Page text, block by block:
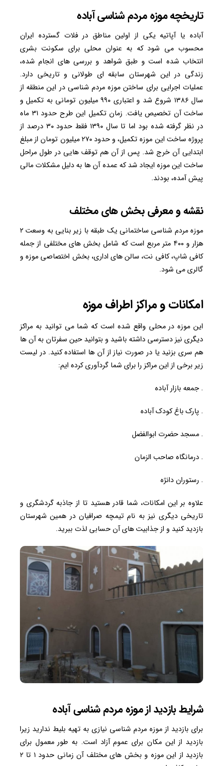
تاریخچه موزه مردم شناسی آباده
آباده یا آپاتیه یکی از اولین مناطق در فلات گسترده ایران
محسوب می شود که به عنوان محلی برای سکونت بشری
انتخاب شده است و طبق شواهد و بررسی های انجام شده،
زندگی در این شهرستان سابقه ای طولانی و تاریخی دارد.
عملیات اجرایی برای ساختن موزه مردم شناسی در این منطقه از
سال ۱۳۸۶ شروع شد و اعتباری ۹۹۰ میلیون تومانی به تکمیل و
ساخت آن تخصیص یافت. زمان تکمیل این طرح حدود ۳۱ ماه
در نظر گرفته شده بود اما تا سال ۱۳۹۰ فقط حدود ۳۰ درصد از
پروژه ساخت این موزه تکمیل، و حدود ۲۷۰ میلیون تومان از مبلغ
ابتدایی آن خرج شد. پس از آن هم توقف هایی در طول مراحل
ساخت این موزه ایجاد شد که عمده آن ها به دلیل مشکلات مالی
پیش آمده، بودند.
نقشه و معرفی بخش های مختلف
موزه مردم شناسی ساختمانی یک طبقه با زیر بنایی به وسعت ۲
هزار و ۴۰۰ متر مربع است که شامل بخش های مختلفی از جمله
کافی شاپ، کافی نت، سالن های اداری، بخش اختصاصی موزه و
گالری می شود.
امکانات و مراکز اطراف موزه
این موزه در محلی واقع شده است که شما می توانید به مراکز
دیگری نیز دسترسی داشته باشید و بتوانید حین سفرتان به آن ها
هم سری بزنید یا در صورت نیاز از آن ها استفاده کنید. در لیست
زیر برخی از این مراکز را برای شما گردآوری کرده ایم:
. جمعه بازار آباده
. پارک باغ کودک آباده
. مسجد حضرت ابوالفضل
. درمانگاه صاحب الزمان
. رستوران دانژه
علاوه بر این امکانات، شما قادر هستید تا از جاذبه گردشگری و
تاریخی دیگری نیز به نام تیمچه صرافیان در همین شهرستان
بازدید کنید و از جذابیت های آن حسابی لذت ببرید.
شرایط بازدید از موزه مردم شناسی آباده
برای بازدید از موزه مردم شناسی نیازی به تهیه بلیط ندارید زیرا
بازدید از این مکان برای عموم آزاد است. به طور معمول برای
بازدید از این موزه و بخش های مختلف آن زمانی حدود ۱ تا ۲